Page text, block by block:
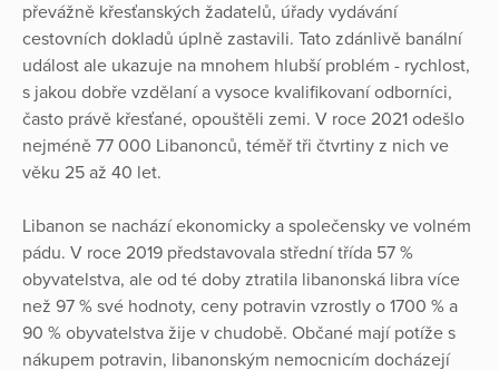
převážně křesťanských žadatelů, úřady vydávání
cestovních dokladů úplně zastavili. Tato zdánlivě banální
událost ale ukazuje na mnohem hlubší problém - rychlost,
s jakou dobře vzdělaní a vysoce kvalifikovaní odborníci,
často právě křesťané, opouštěli zemi. V roce 2021 odešlo
nejméně 77 000 Libanonců, téměř tři čtvrtiny z nich ve
věku 25 až 40 let.
Libanon se nachází ekonomicky a společensky ve volném
pádu. V roce 2019 představovala střední třída 57 %
obyvatelstva, ale od té doby ztratila libanonská libra více
než 97 % své hodnoty, ceny potravin vzrostly o 1700 % a
90 % obyvatelstva žije v chudobě. Občané mají potíže s
nákupem potravin, libanonským nemocnicím docházejí